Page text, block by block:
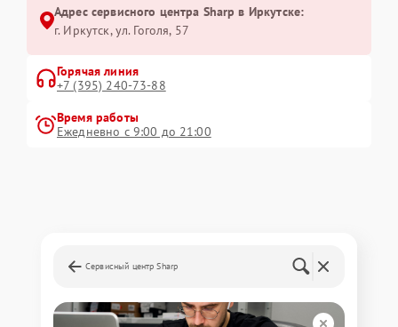
Адрес сервисного центра Sharp в Иркутске:
г. Иркутск, ул. ​Гоголя, 57
Горячая линия
+7 (395) 240-73-88
Время работы
Ежедневно с 9:00 до 21:00
Сервисный центр Sharp